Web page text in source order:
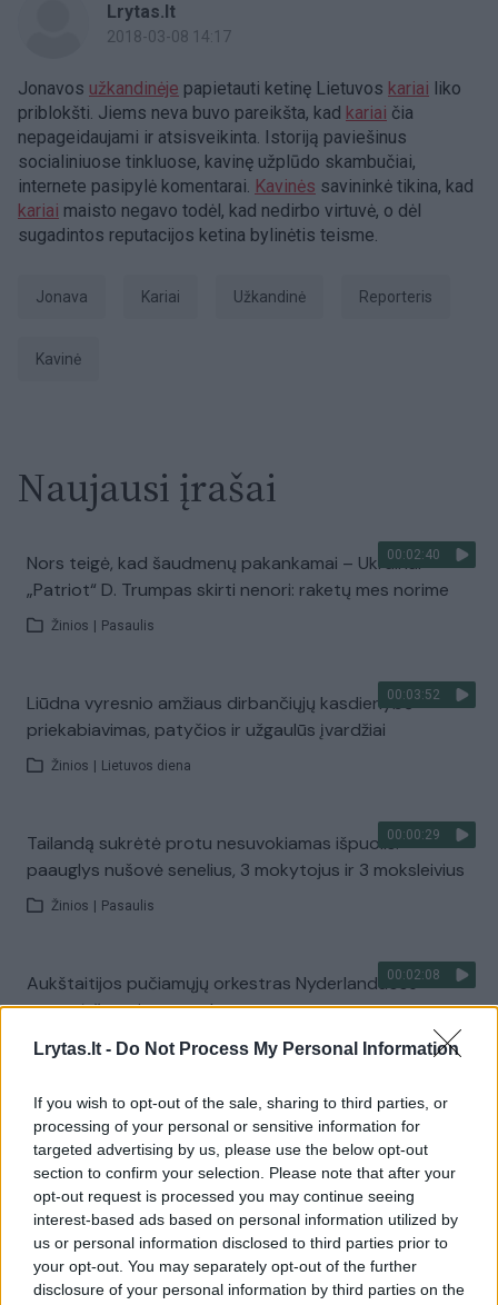
Lrytas.lt - Do Not Process My Personal Information
If you wish to opt-out of the sale, sharing to third parties, or
processing of your personal or sensitive information for
targeted advertising by us, please use the below opt-out
section to confirm your selection. Please note that after your
opt-out request is processed you may continue seeing
interest-based ads based on personal information utilized by
us or personal information disclosed to third parties prior to
your opt-out. You may separately opt-out of the further
disclosure of your personal information by third parties on the
Lrytas.lt
2018-03-08 14:17
Jonavos užkandinėje papietauti ketinę Lietuvos kariai liko
priblokšti. Jiems neva buvo pareikšta, kad kariai čia
nepageidaujami ir atsisveikinta. Istoriją paviešinus
socialiniuose tinkluose, kavinę užplūdo skambučiai,
internete pasipylė komentarai. Kavinės savininkė tikina, kad
kariai maisto negavo todėl, kad nedirbo virtuvė, o dėl
sugadintos reputacijos ketina bylinėtis teisme.
Jonava kariai užkandinė Reporteris
kavinė
Naujausi įrašai
00:02:40
Nors teigė, kad šaudmenų pakankamai – Ukrainai
„Patriot“ D. Trumpas skirti nenori: raketų mes norime
Žinios Pasaulis
00:03:52
Liūdna vyresnio amžiaus dirbančiųjų kasdienybė –
priekabiavimas, patyčios ir užgaulūs įvardžiai
Žinios Lietuvos diena
00:00:29
Tailandą sukrėtė protu nesuvokiamas išpuolis:
paauglys nušovė senelius, 3 mokytojus ir 3 moksleivius
Žinios Pasaulis
00:02:08
Aukštaitijos pučiamųjų orkestras Nyderlanduose
apgynė čempionų vardą
Žinios | Lietuvos diena
Visi įrašai
Žiūrimiausi įrašai
00:00:30